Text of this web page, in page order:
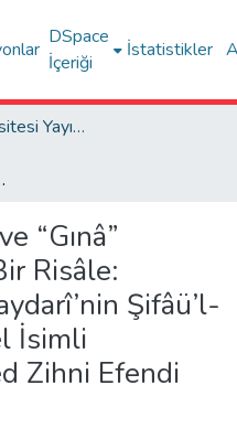
DSpace
İçeriği
İstatistikler
FSM Vakıf Üniversitesi Yayınları / Publications of FSM Vakif University
Mehmed Zihni Efendi Tercümesi
“Gınâ”
Risâle:
Şifâü’l-
İsimli
Zihni Efendi